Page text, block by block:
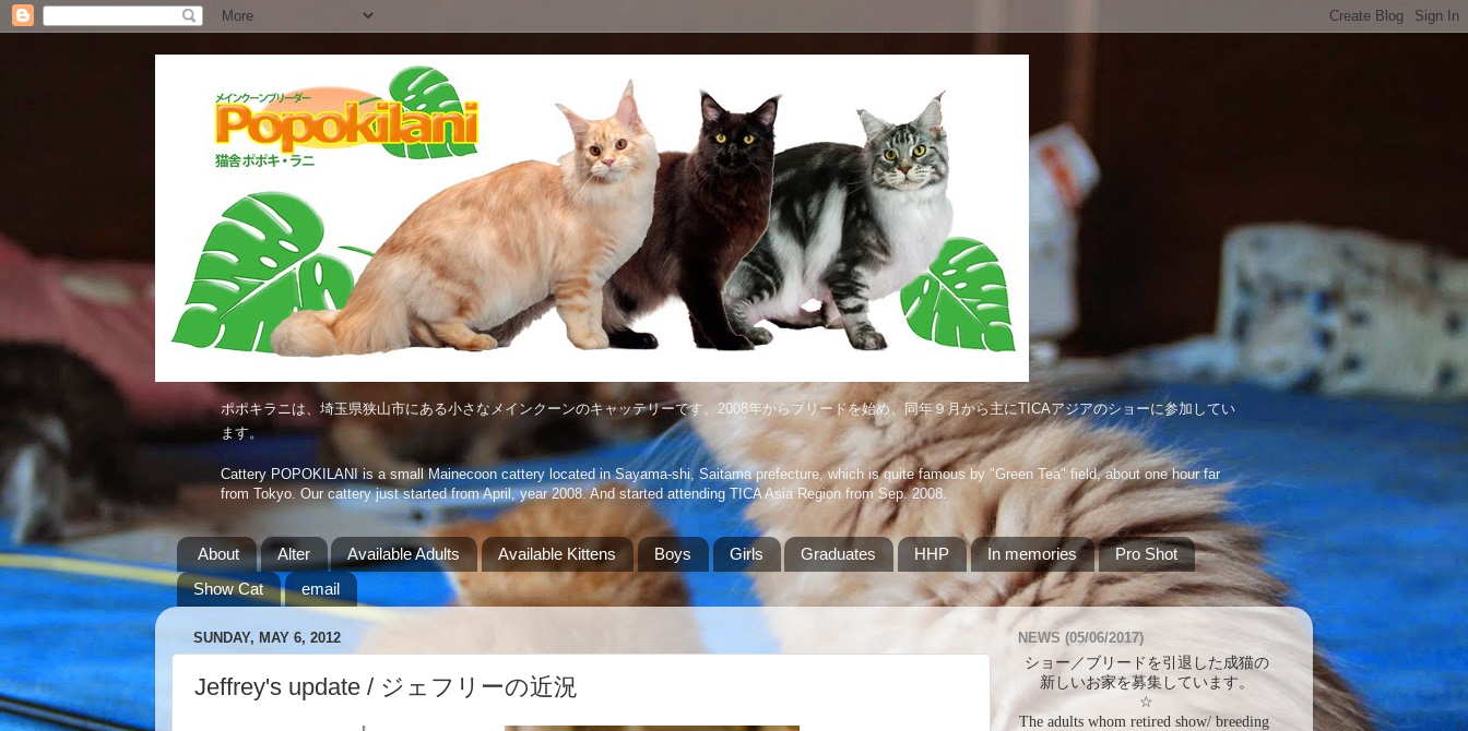
ポポキラニは、埼玉県狭山市にある小さなメインクーンのキャッテリーです。2008年からブリードを始め、同年９月から主にTICAアジアのショーに参加してい
ます。
Cattery POPOKILANI is a small Mainecoon cattery located in Sayama-shi, Saitama prefecture, which is quite famous by "Green Tea" field, about one hour far
from Tokyo. Our cattery just started from April, year 2008. And started attending TICA Asia Region from Sep. 2008.
About Alter Available Adults Available Kittens Boys Girls Graduates HHP In memories
Pro Shot
Show Cat
email
SUNDAY, MAY 6, 2012
Jeffrey's update / ジェフリーの近況
NEWS (05/06/2017)
ショー／ブリードを引退した成猫の
新しいお家を募集しています。
☆
The adults whom retired show/ breeding